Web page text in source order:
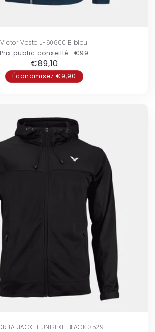
Victor Veste J-60600 B bleu
Prix public conseillé : €99
Prix
habituel
€89,10
Économisez €9,90
TA JACKET UNISEXE BLACK 3529